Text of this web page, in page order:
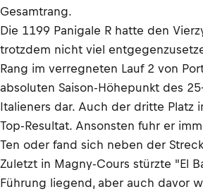
Gesamtrang.
Die 1199 Panigale R hatte den
trotzdem nicht viel
Rang im verregneten Lauf 2 von
absoluten Saison-Höhepunkt des
Italieners dar. Auch der dritte Platz
Top-Resultat. Ansonsten fuhr er
Ten oder fand sich neben der
Zuletzt in Magny-Cours stürzte "El
Führung liegend, aber auch davor